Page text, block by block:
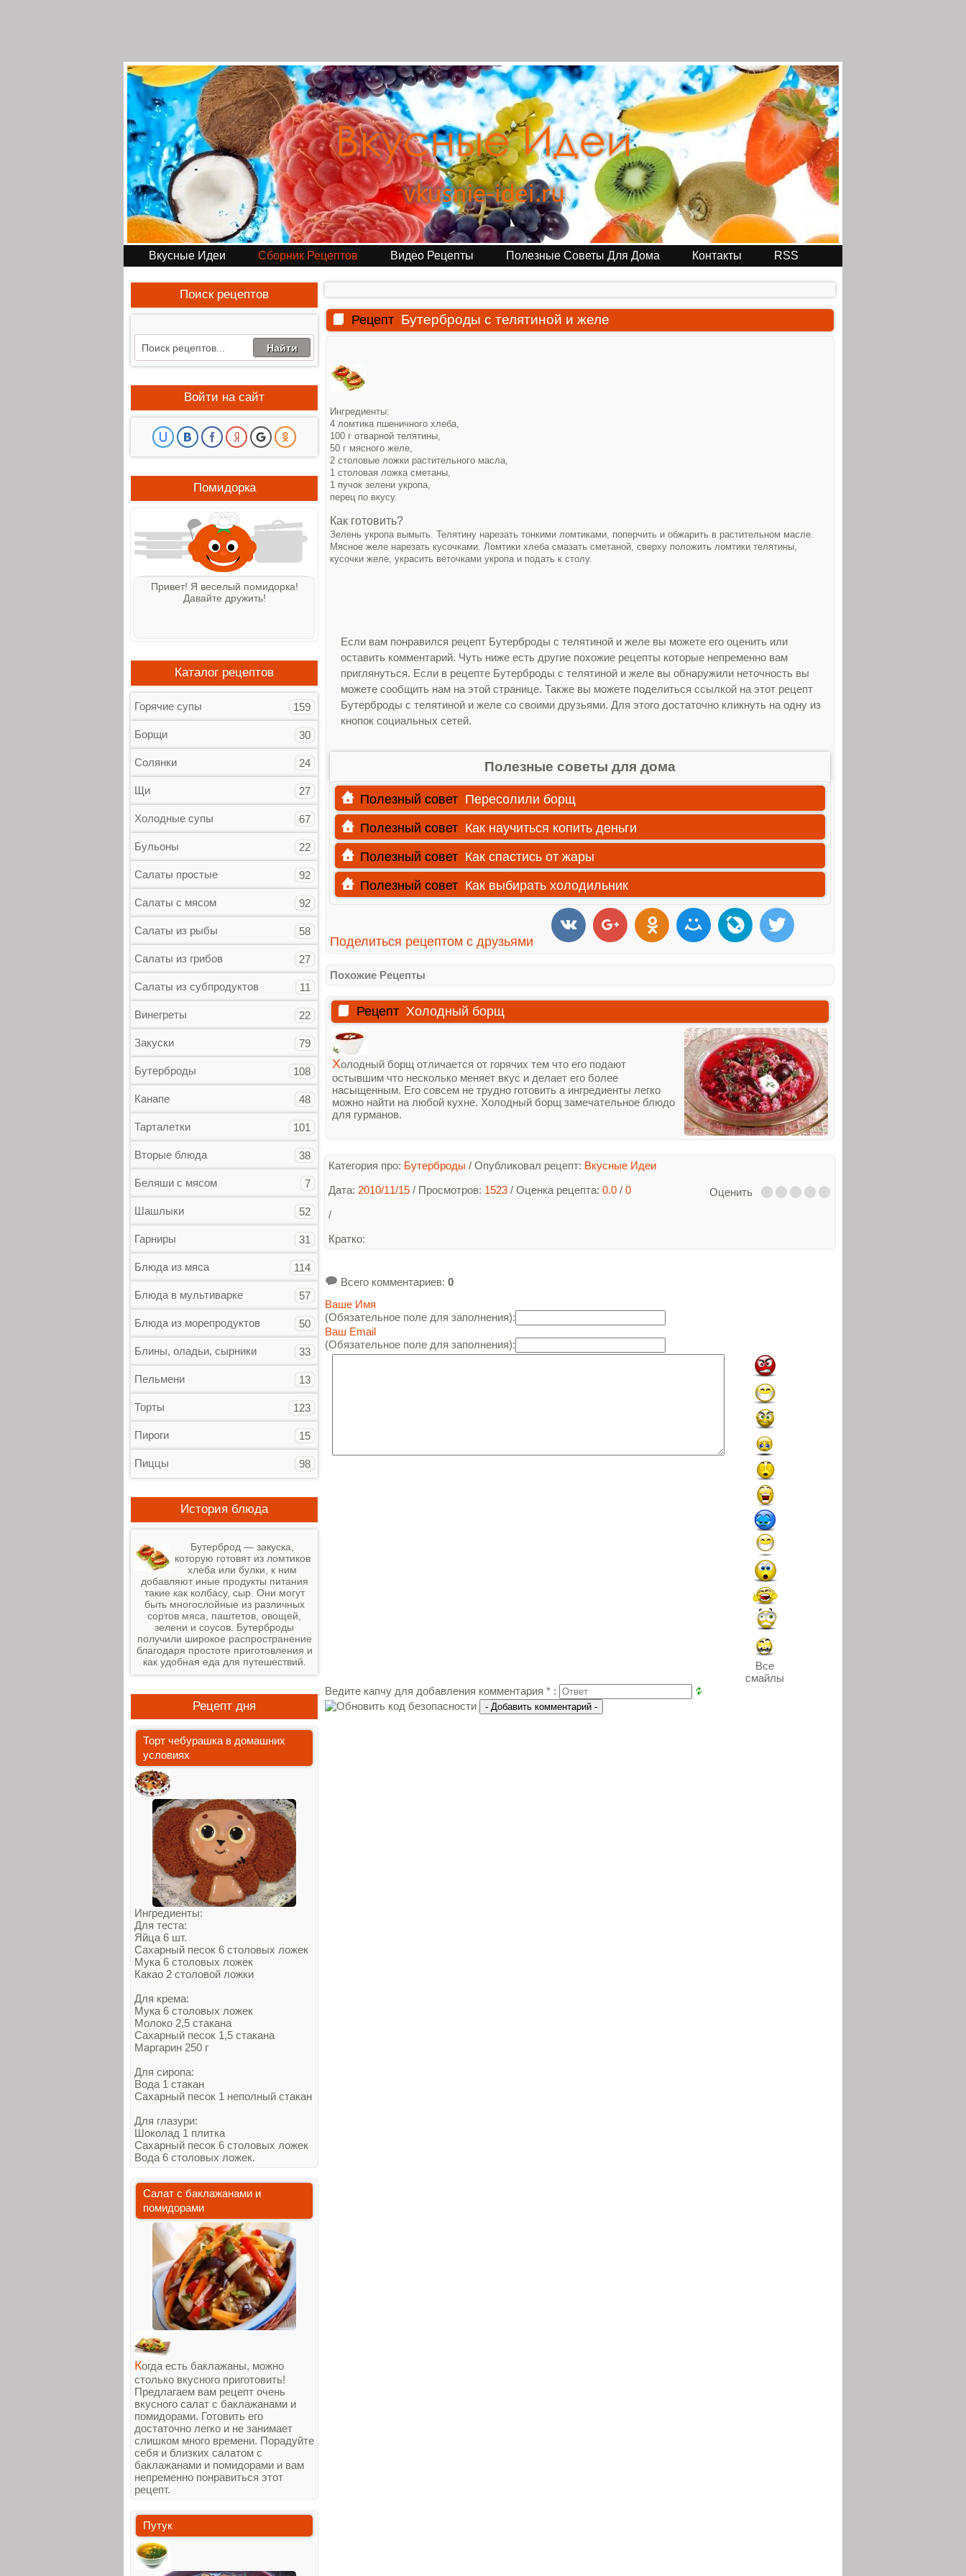
Вкусные Идеи Сборник Рецептов Видео Рецепты Полезные Советы Для Дома Контакты RSS
Рецепт Бутерброды с телятиной и желе
Ингредиенты:
4 ломтика пшеничного хлеба,
100 г отварной телятины,
50 г мясного желе,
2 столовые ложки растительного масла,
1 столовая ложка сметаны,
1 пучок зелени укропа,
перец по вкусу.
Как готовить?
Зелень укропа вымыть. Телятину нарезать тонкими ломтиками, поперчить и обжарить в растительном масле.
Мясное желе нарезать кусочками. Ломтики хлеба смазать сметаной, сверху положить ломтики телятины,
кусочки желе, украсить веточками укропа и подать к столу.
Если вам понравился рецепт Бутерброды с телятиной и желе вы можете его оценить или
оставить комментарий. Чуть ниже есть другие похожие рецепты которые непременно вам
приглянуться. Если в рецепте Бутерброды с телятиной и желе вы обнаружили неточность вы
можете сообщить нам на этой странице. Также вы можете поделиться ссылкой на этот рецепт
Бутерброды с телятиной и желе со своими друзьями. Для этого достаточно кликнуть на одну из
кнопок социальных сетей.
Полезные советы для дома
Полезный совет Пересолили борщ
Полезный совет Как научиться копить деньги
Полезный совет Как спастись от жары
Полезный совет Как выбирать холодильник
Поделиться рецептом с друзьями
Похожие Рецепты
Рецепт Холодный борщ
Холодный борщ отличается от горячих тем что его подают
остывшим что несколько меняет вкус и делает его более
насыщенным. Его совсем не трудно готовить а ингредиенты легко
можно найти на любой кухне. Холодный борщ замечательное блюдо
для гурманов.
Категория про: Бутерброды / Опубликовал рецепт: Вкусные Идеи
Дата: 2010/11/15 / Просмотров: 1523 / Оценка рецепта: 0.0 / 0
Оценить
/
Кратко:
Всего комментариев: 0
Ваше Имя
(Обязательное поле для заполнения):
Ваш Email
(Обязательное поле для заполнения):
Все
смайлы
Ведите капчу для добавления комментария * :
Поиск рецептов
Войти на сайт
Помидорка
Привет! Я веселый помидорка!
Давайте дружить!
Каталог рецептов
Горячие супы 159
Борщи 30
Солянки 24
Щи 27
Холодные супы 67
Бульоны 22
Салаты простые 92
Салаты с мясом 92
Салаты из рыбы 58
Салаты из грибов 27
Салаты из субпродуктов 11
Винегреты 22
Закуски 79
Бутерброды 108
Канапе 48
Тарталетки 101
Вторые блюда 38
Беляши с мясом 7
Шашлыки 52
Гарниры 31
Блюда из мяса 114
Блюда в мультиварке 57
Блюда из морепродуктов 50
Блины, оладьи, сырники 33
Пельмени 13
Торты 123
Пироги 15
Пиццы 98
История блюда
Бутерброд — закуска,
которую готовят из ломтиков
хлеба или булки, к ним
добавляют иные продукты питания
такие как колбасу, сыр. Они могут
быть многослойные из различных
сортов мяса, паштетов, овощей,
зелени и соусов. Бутерброды
получили широкое распространение
благодаря простоте приготовления и
как удобная еда для путешествий.
Рецепт дня
Торт чебурашка в домашних
условиях
Ингредиенты:
Для теста:
Яйца 6 шт.
Сахарный песок 6 столовых ложек
Мука 6 столовых ложек
Какао 2 столовой ложки
Для крема:
Мука 6 столовых ложек
Молоко 2,5 стакана
Сахарный песок 1,5 стакана
Маргарин 250 г
Для сиропа:
Вода 1 стакан
Сахарный песок 1 неполный стакан
Для глазури:
Шоколад 1 плитка
Сахарный песок 6 столовых ложек
Вода 6 столовых ложек.
Салат с баклажанами и
помидорами
Когда есть баклажаны, можно
столько вкусного приготовить!
Предлагаем вам рецепт очень
вкусного салат с баклажанами и
помидорами. Готовить его
достаточно легко и не занимает
слишком много времени. Порадуйте
себя и близких салатом с
баклажанами и помидорами и вам
непременно понравиться этот
рецепт.
Путук